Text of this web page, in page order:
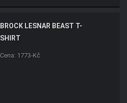
BROCK LESNAR BEAST T-
SHIRT
Cena: 1773-Kč